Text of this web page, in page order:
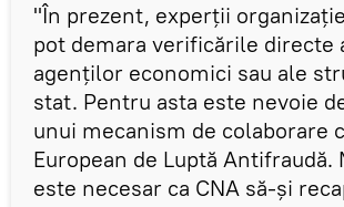
"În prezent, experții
pot demara verificările directe
agenților economici sau ale
stat. Pentru asta este nevoie
unui mecanism de colaborare
European de Luptă Antifraudă.
este necesar ca CNA să-şi